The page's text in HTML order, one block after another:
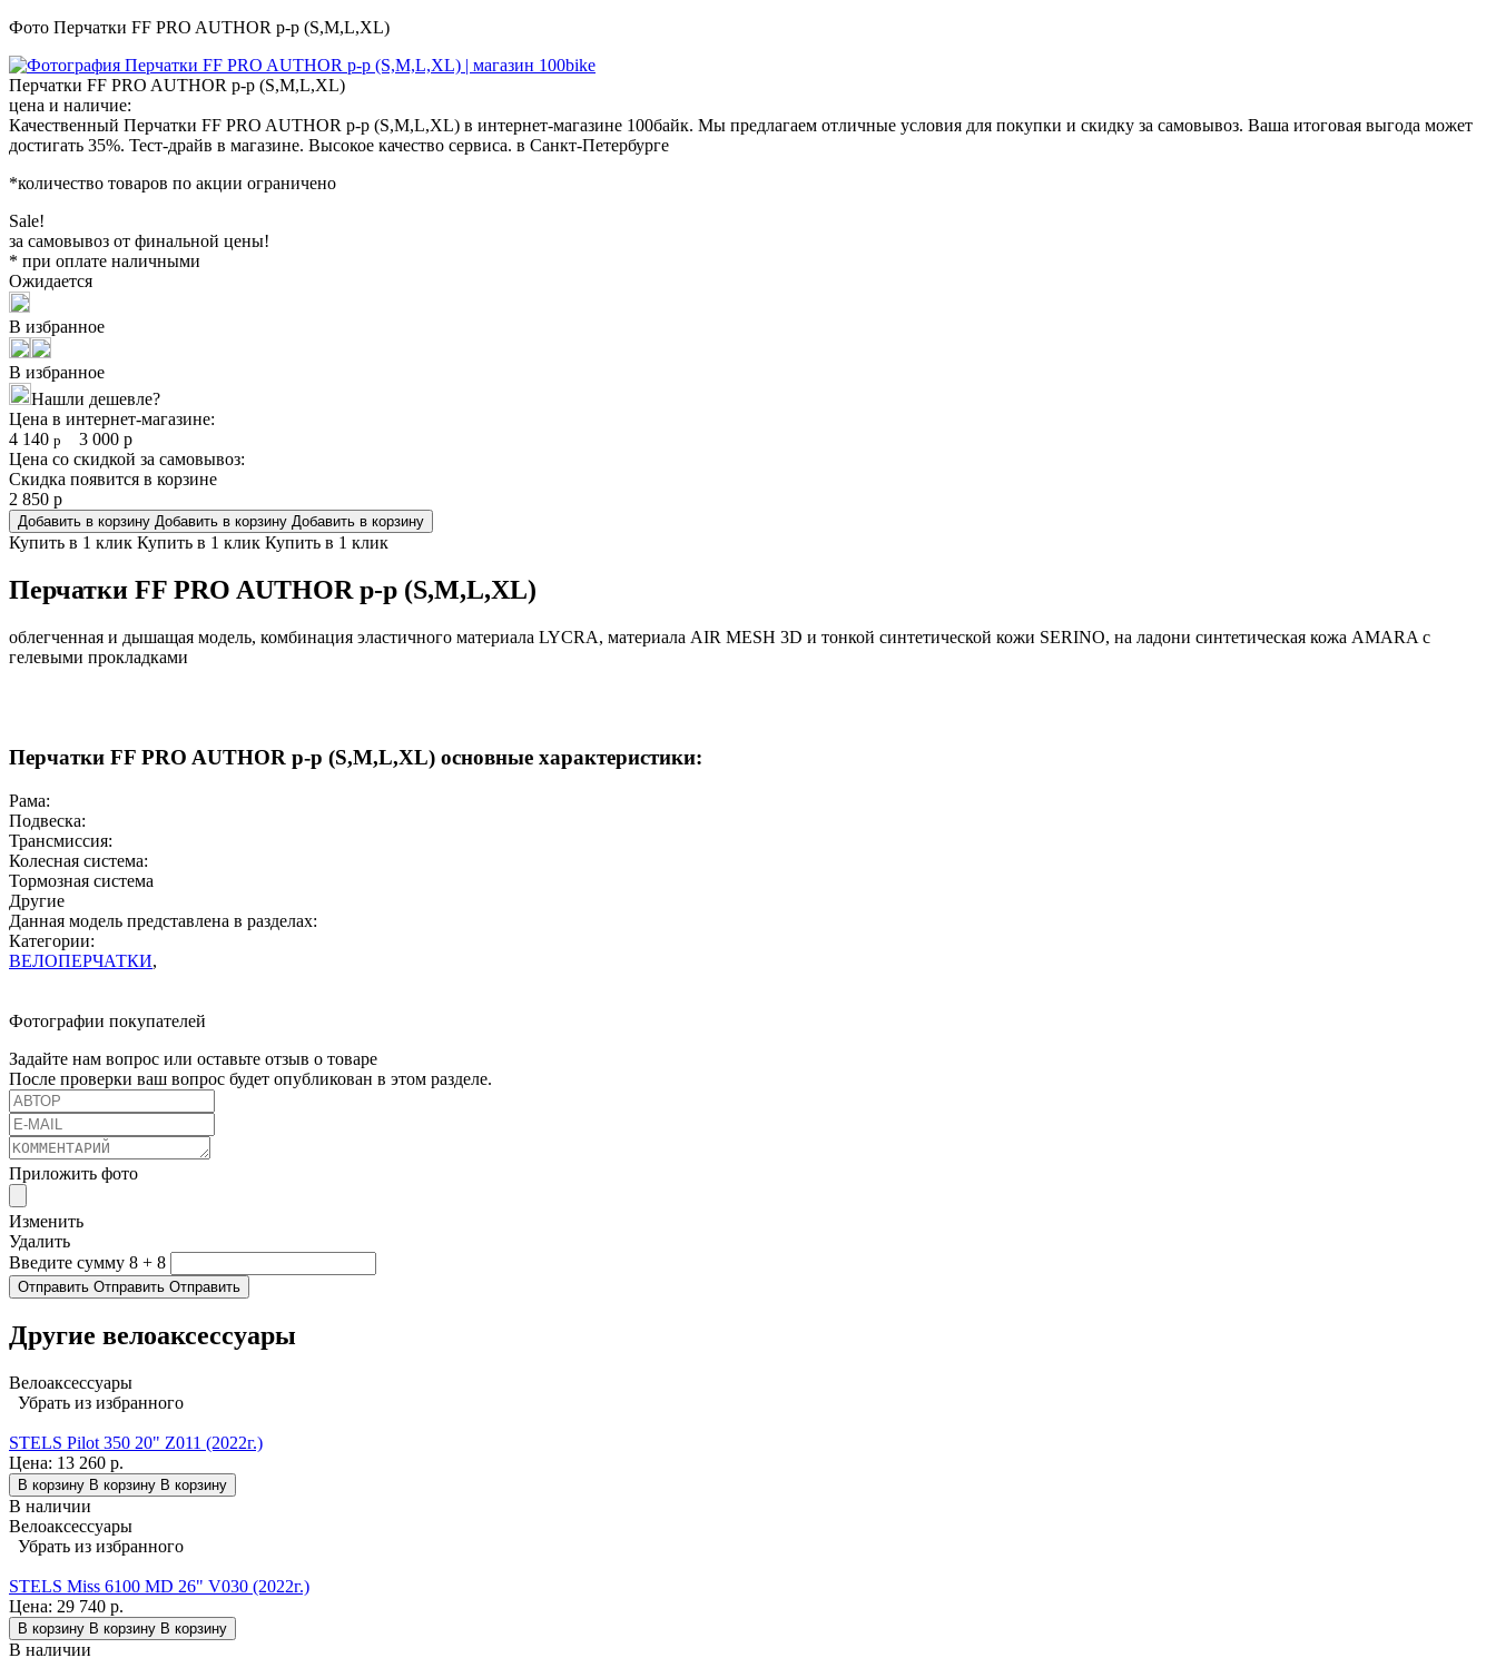
Фото Перчатки FF PRO AUTHOR p-p (S,M,L,XL)
Перчатки FF PRO AUTHOR p-p (S,M,L,XL)
цена и наличие:
Качественный Перчатки FF PRO AUTHOR p-p (S,M,L,XL) в интернет-магазине 100байк. Мы предлагаем отличные условия для покупки и скидку за самовывоз. Ваша итоговая выгода может
достигать 35%. Тест-драйв в магазине. Высокое качество сервиса. в Санкт-Петербурге
*количество товаров по акции ограничено
Sale!
за самовывоз от финальной цены!
* при оплате наличными
Ожидается
В избранное
В избранное
Нашли дешевле?
Цена в интернет-магазине:
4 140 р 3 000 р
Цена со скидкой за самовывоз:
Скидка появится в корзине
2 850 р
Добавить в корзину Добавить в корзину Добавить в корзину
Купить в 1 клик Купить в 1 клик Купить в 1 клик
Перчатки FF PRO AUTHOR p-p (S,M,L,XL)
облегченная и дышащая модель, комбинация эластичного материала LYCRA, материала AIR MESH 3D и тонкой синтетической кожи SERINO, на ладони синтетическая кожа AMARA с
гелевыми прокладками
Перчатки FF PRO AUTHOR p-p (S,M,L,XL) основные характеристики:
Рама:
Подвеска:
Трансмиссия:
Колесная система:
Тормозная система
Другие
Данная модель представлена в разделах:
Категории:
ВЕЛОПЕРЧАТКИ,
Фотографии покупателей
Задайте нам вопрос или оставьте отзыв о товаре
После проверки ваш вопрос будет опубликован в этом разделе.
Приложить фото
Изменить
Удалить
Введите сумму 8 + 8
Отправить Отправить Отправить
Другие велоаксессуары
Велоаксессуары
Убрать из избранного
STELS Pilot 350 20" Z011 (2022г.)
Цена: 13 260 р.
В корзину В корзину В корзину
В наличии
Велоаксессуары
Убрать из избранного
STELS Miss 6100 MD 26" V030 (2022г.)
Цена: 29 740 р.
В корзину В корзину В корзину
В наличии